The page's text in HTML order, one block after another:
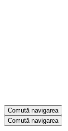
Comută navigarea
Comută navigarea